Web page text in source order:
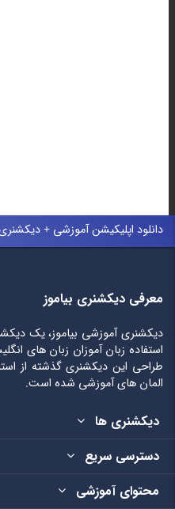
دانلود اپلیکیشن آموزشی +
معرفی دیکشنری بیاموز
دیکشنری آموزشی بیاموز، یک
استفاده زبان آموزان زبان های
طراحی این دیکشنری گذشته از
المان های آموزشی شده است.
دیکشنری ها
دسترسی سریع
محتوای آموزشی